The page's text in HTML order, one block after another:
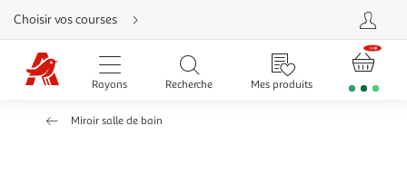
Aller
directement
au
contenu
Aller
directement
Aller
Choisir vos courses
Rayons Recherche Mes produits
Miroir salle de bain